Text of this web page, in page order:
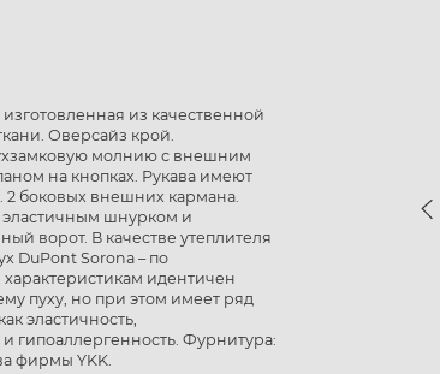
из качественной
Оверсайз крой.
молнию с внешним
на кнопках. Рукава имеют
боковых внешних кармана.
шнурком и
ворот. В качестве утеплителя
DuPont Sorona – по
идентичен
пуху, но при этом имеет ряд
эластичность,
гипоаллергенность. Фурнитура:
фирмы YKK.